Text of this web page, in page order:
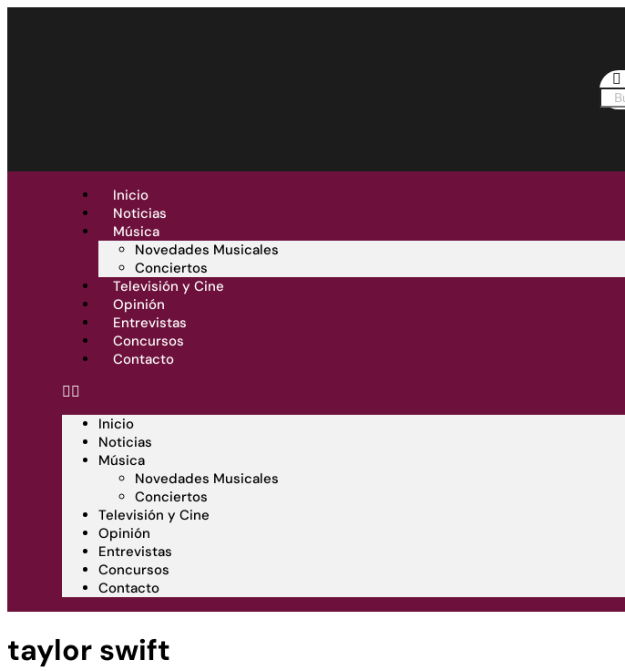
Inicio
Noticias
Música
Novedades Musicales
Conciertos
Televisión y Cine
Opinión
Entrevistas
Concursos
Contacto
Inicio
Noticias
Música
Novedades Musicales
Conciertos
Televisión y Cine
Opinión
Entrevistas
Concursos
Contacto
taylor swift